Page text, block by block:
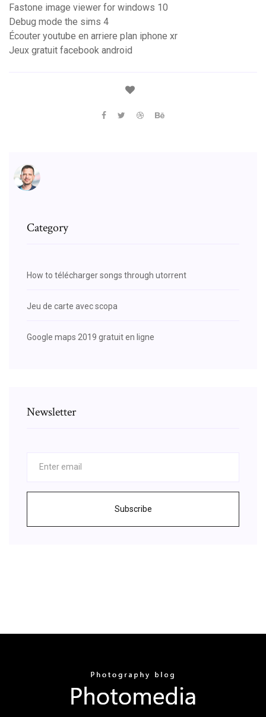
Fastone image viewer for windows 10
Debug mode the sims 4
Écouter youtube en arriere plan iphone xr
Jeux gratuit facebook android
Category
How to télécharger songs through utorrent
Jeu de carte avec scopa
Google maps 2019 gratuit en ligne
Newsletter
Subscribe